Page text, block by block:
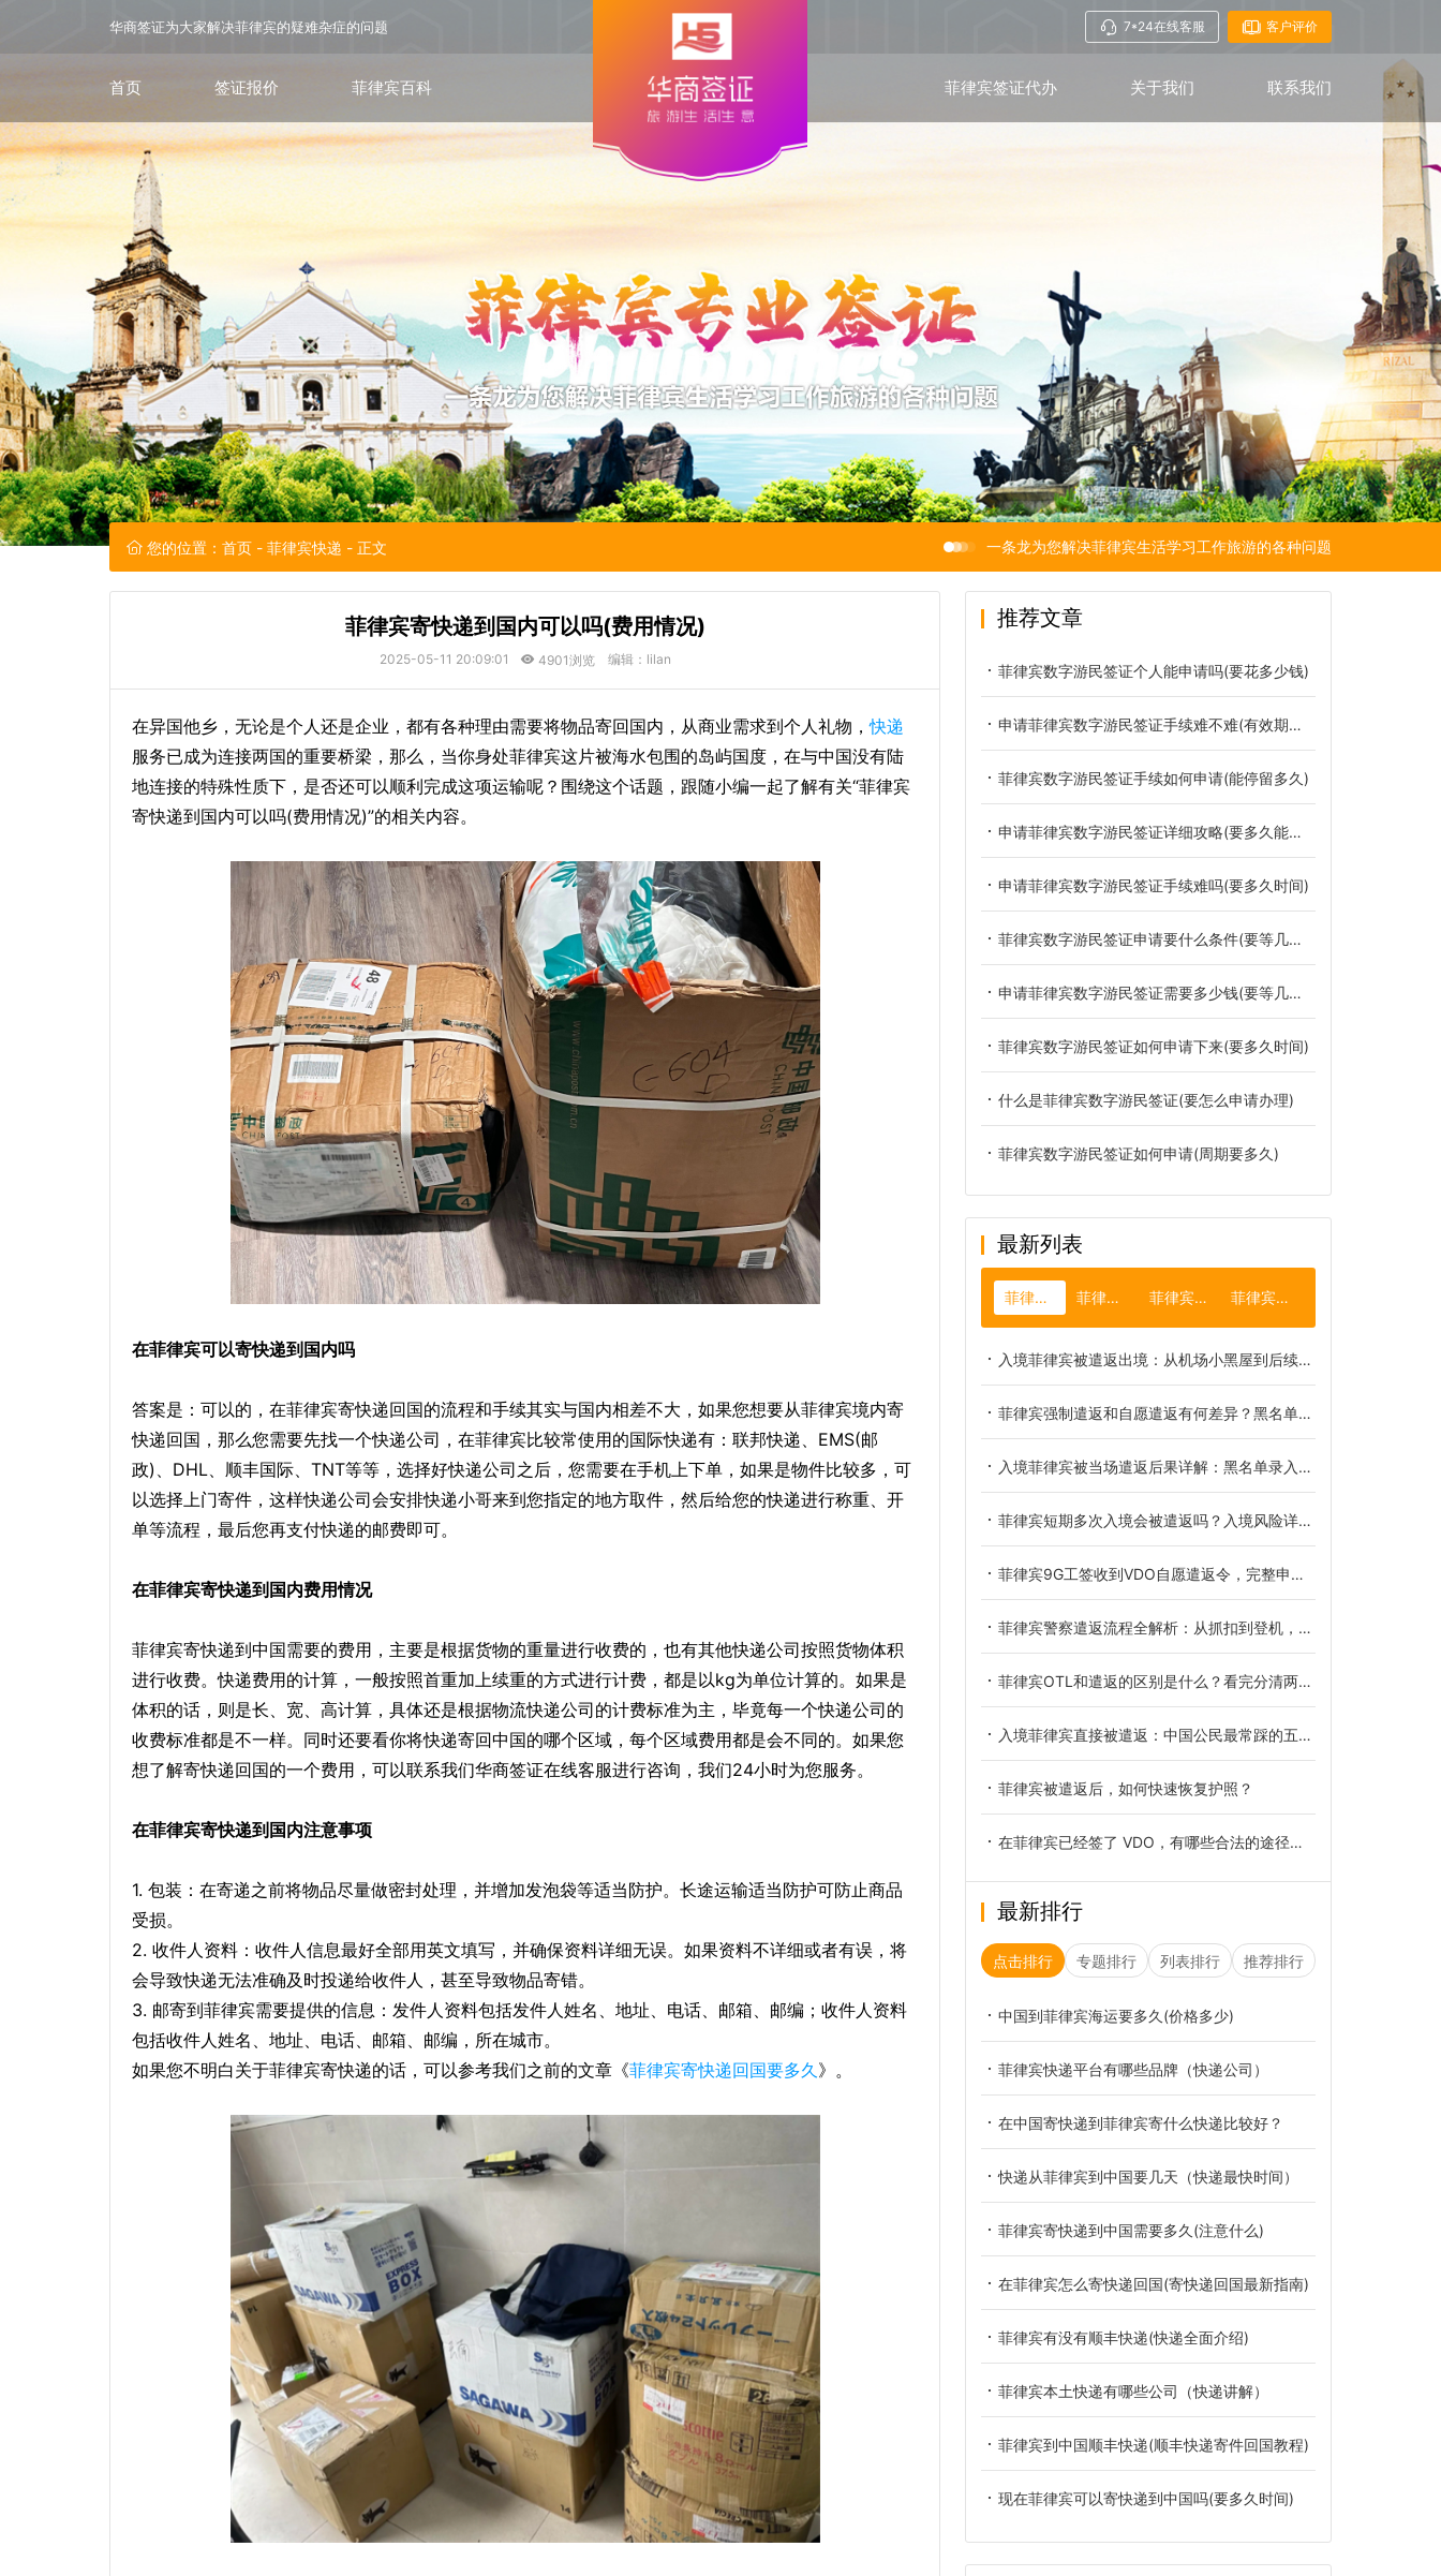
华商签证为大家解决菲律宾的疑难杂症的问题 7*24在线客服 客户评价
首页 签证报价 菲律宾百科 菲律宾签证代办 关于我们 联系我们
您的位置： 首页 - 菲律宾快递 - 正文 一条龙为您解决菲律宾生活学习工作旅游的各种问题
菲律宾寄快递到国内可以吗(费用情况)
2025-05-11 20:09:01 4901浏览 编辑：lilan
在异国他乡，无论是个人还是企业，都有各种理由需要将物品寄回国内，从商业需求到个人礼物，快递
服务已成为连接两国的重要桥梁，那么，当你身处菲律宾这片被海水包围的岛屿国度，在与中国没有陆
地连接的特殊性质下，是否还可以顺利完成这项运输呢？围绕这个话题，跟随小编一起了解有关“菲律宾
寄快递到国内可以吗(费用情况)”的相关内容。
在菲律宾可以寄快递到国内吗
答案是：可以的，在菲律宾寄快递回国的流程和手续其实与国内相差不大，如果您想要从菲律宾境内寄
快递回国，那么您需要先找一个快递公司，在菲律宾比较常使用的国际快递有：联邦快递、EMS(邮
政)、DHL、顺丰国际、TNT等等，选择好快递公司之后，您需要在手机上下单，如果是物件比较多，可
以选择上门寄件，这样快递公司会安排快递小哥来到您指定的地方取件，然后给您的快递进行称重、开
单等流程，最后您再支付快递的邮费即可。
在菲律宾寄快递到国内费用情况
菲律宾寄快递到中国需要的费用，主要是根据货物的重量进行收费的，也有其他快递公司按照货物体积
进行收费。快递费用的计算，一般按照首重加上续重的方式进行计费，都是以kg为单位计算的。如果是
体积的话，则是长、宽、高计算，具体还是根据物流快递公司的计费标准为主，毕竟每一个快递公司的
收费标准都是不一样。同时还要看你将快递寄回中国的哪个区域，每个区域费用都是会不同的。如果您
想了解寄快递回国的一个费用，可以联系我们华商签证在线客服进行咨询，我们24小时为您服务。
在菲律宾寄快递到国内注意事项
1. 包装：在寄递之前将物品尽量做密封处理，并增加发泡袋等适当防护。长途运输适当防护可防止商品
受损。
2. 收件人资料：收件人信息最好全部用英文填写，并确保资料详细无误。如果资料不详细或者有误，将
会导致快递无法准确及时投递给收件人，甚至导致物品寄错。
3. 邮寄到菲律宾需要提供的信息：发件人资料包括发件人姓名、地址、电话、邮箱、邮编；收件人资料
包括收件人姓名、地址、电话、邮箱、邮编，所在城市。
如果您不明白关于菲律宾寄快递的话，可以参考我们之前的文章《菲律宾寄快递回国要多久 》。
推荐文章
菲律宾数字游民签证个人能申请吗(要花多少钱)
申请菲律宾数字游民签证手续难不难(有效期多长时间)
菲律宾数字游民签证手续如何申请(能停留多久)
申请菲律宾数字游民签证详细攻略(要多久能出签)
申请菲律宾数字游民签证手续难吗(要多久时间)
菲律宾数字游民签证申请要什么条件(要等几天下来)
申请菲律宾数字游民签证需要多少钱(要等几天时间)
菲律宾数字游民签证如何申请下来(要多久时间)
什么是菲律宾数字游民签证(要怎么申请办理)
菲律宾数字游民签证如何申请(周期要多久)
最新列表
菲律宾遣返 菲律宾护照 菲律宾长滩岛 菲律宾做生意
入境菲律宾被遣返出境：从机场小黑屋到后续洗黑的全链路复盘
菲律宾强制遣返和自愿遣返有何差异？黑名单申诉解封全套必备材料详解
入境菲律宾被当场遣返后果详解：黑名单录入、禁入时长与解除办法
菲律宾短期多次入境会被遣返吗？入境风险详细解读
菲律宾9G工签收到VDO自愿遣返令，完整申诉步骤详解
菲律宾警察遣返流程全解析：从抓扣到登机，每一步都在跟时间赛跑
菲律宾OTL和遣返的区别是什么？看完分清两种出境处置方式
入境菲律宾直接被遣返：中国公民最常踩的五个雷区与自救指南
菲律宾被遣返后，如何快速恢复护照？
在菲律宾已经签了 VDO，有哪些合法的途径可以尝试解除黑名单？
最新排行
点击排行 专题排行 列表排行 推荐排行
中国到菲律宾海运要多久(价格多少)
菲律宾快递平台有哪些品牌（快递公司）
在中国寄快递到菲律宾寄什么快递比较好？
快递从菲律宾到中国要几天（快递最快时间）
菲律宾寄快递到中国需要多久(注意什么)
在菲律宾怎么寄快递回国(寄快递回国最新指南)
菲律宾有没有顺丰快递(快递全面介绍)
菲律宾本土快递有哪些公司（快递讲解）
菲律宾到中国顺丰快递(顺丰快递寄件回国教程)
现在菲律宾可以寄快递到中国吗(要多久时间)